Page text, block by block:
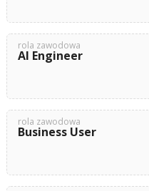
rola zawodowa
AI Engineer
rola zawodowa
Business User